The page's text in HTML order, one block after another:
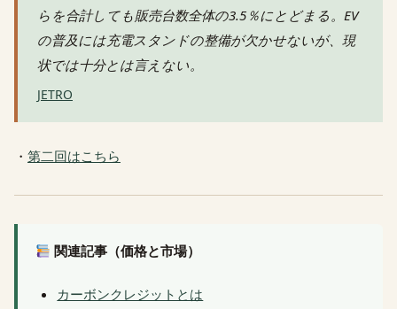
らを合計しても販売台数全体の3.5％にとどまる。EV
の普及には充電スタンドの整備が欠かせないが、現
状では十分とは言えない。
JETRO
・ 第二回はこちら
関連記事（価格と市場）
カーボンクレジットとは